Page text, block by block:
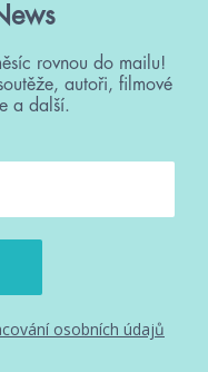
rovnou do mailu!
autoři, filmové
a další.
osobních údajů